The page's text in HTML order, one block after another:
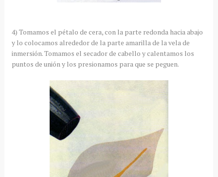
4) Tomamos el pétalo de cera, con la parte redonda hacia abajo
y lo colocamos alrededor de la parte amarilla de la vela de
inmersión. Tomamos el secador de cabello y calentamos los
puntos de unión y los presionamos para que se peguen.